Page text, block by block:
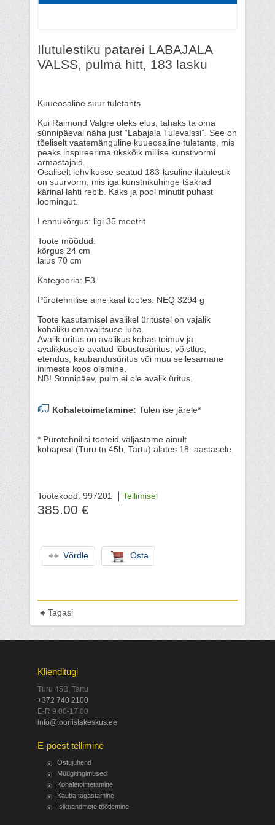
Ilutulestiku patarei LABAJALA
VALSS, pulma hitt, 183 lasku
Kuueosaline suur tuletants.
Kui Raimond Valgre oleks elus, tahaks ta oma
sünnipäeval näha just “Labajala Tulevalssi”. See on
tõeliselt vaatemänguline kuueosaline tuletants, mis
peaks inspireerima ükskõik millise kunstivormi
armastajaid.
Osaliselt lehvikusse seatud 183-lasuline ilutulestik
on suurvorm, mis iga kunstnikuhinge tšakrad
kärinal lahti rebib. Kaks ja pool minutit puhast
loomingut.
Lennukõrgus: ligi 35 meetrit.
Toote mõõdud:
kõrgus 24 cm
laius 70 cm
Kategooria: F3
Pürotehnilise aine kaal tootes. NEQ 3294 g
Toote kasutamisel avalikel üritustel on vajalik
kohaliku omavalitsuse luba.
Avalik üritus on avalikus kohas toimuv ja
avalikkusele avatud lõbustusüritus, võistlus,
etendus, kaubandusüritus või muu sellesarnane
inimeste koos olemine.
NB! Sünnipäev, pulm ei ole avalik üritus.
Kohaletoimetamine: Tulen ise järele*
* Pürotehnilisi tooteid väljastame ainult
kohapeal (Turu tn 45b, Tartu) alates 18. aastasele.
Tootekood: 997201 Tellimisel
385.00 €
Võrdle Osta
Tagasi
Klienditugi
Turu 45B, Tartu
+372 740 2100
E-R 9.00-17.00
info@tooriistakeskus.ee
E-poest tellimine
Ostujuhend
Müügitingimused
Kohaletoimetamine
Kauba tagastamine
Isikuandmete töötlemine